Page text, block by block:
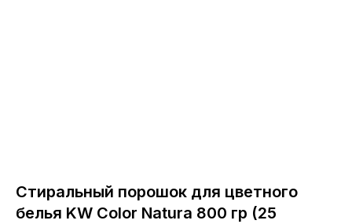
Стиральный порошок для цветного
белья KW Color Natura 800 гр (25